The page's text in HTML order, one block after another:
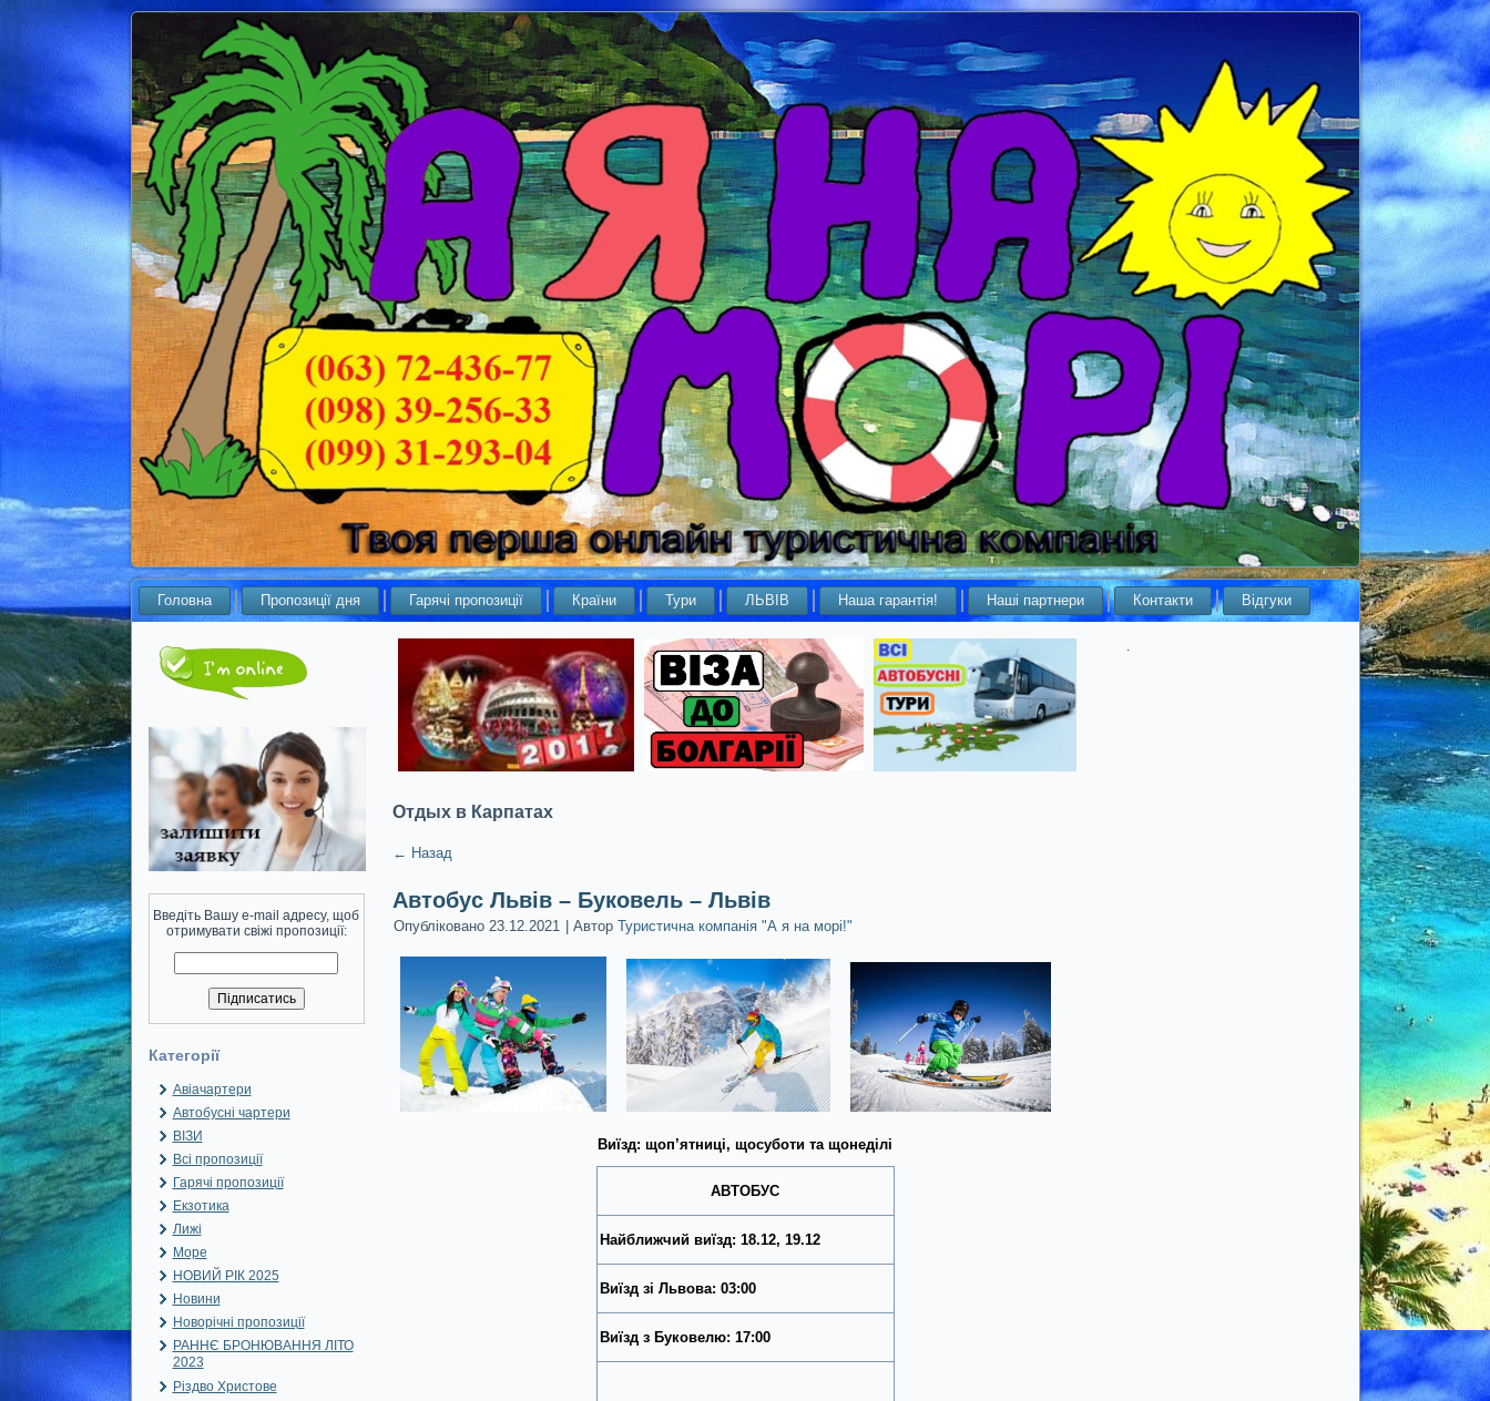
Головна Пропозиції дня Гарячі пропозиції Країни Тури ЛЬВІВ Наша гарантія! Наші партнери Контакти Відгуки
Введіть Вашу e-mail адресу, щоб
отримувати свіжі пропозиції:
Категорії
Авіачартери
Автобусні чартери
ВІЗИ
Всі пропозиції
Гарячі пропозиції
Екзотика
Лижі
Море
НОВИЙ РІК 2025
Новини
Новорічні пропозиції
РАННЄ БРОНЮВАННЯ ЛІТО
2023
Різдво Христове
Отдых в Карпатах
← Назад
Автобус Львів – Буковель – Львів
Опубліковано 23.12.2021 Автор Туристична компанія "А я на морі!"
Виїзд: щоп’ятниці, щосуботи та щонеділі
АВТОБУС
Найближчий виїзд: 18.12, 19.12
Виїзд зі Львова: 03:00
Виїзд з Буковелю: 17:00
.